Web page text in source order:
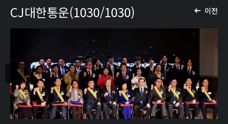
이전
CJ대한통운(1030/1030)